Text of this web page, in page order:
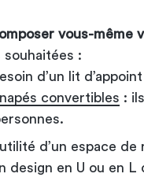
vous-même
:
d’un lit
convertibles :
d’un espace
design en U ou en